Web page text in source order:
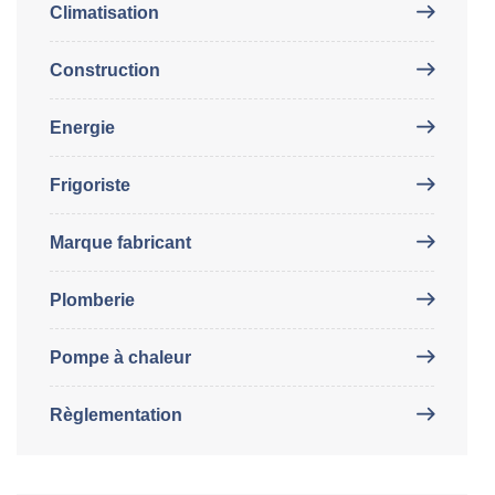
Climatisation
Construction
Energie
Frigoriste
Marque fabricant
Plomberie
Pompe à chaleur
Règlementation